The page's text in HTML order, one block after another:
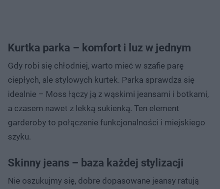
Kurtka parka – komfort i luz w jednym
Gdy robi się chłodniej, warto mieć w szafie parę
ciepłych, ale stylowych kurtek. Parka sprawdza się
idealnie – Moss łączy ją z wąskimi jeansami i botkami,
a czasem nawet z lekką sukienką. Ten element
garderoby to połączenie funkcjonalności i miejskiego
szyku.
Skinny jeans – baza każdej stylizacji
Nie oszukujmy się, dobre dopasowane jeansy ratują